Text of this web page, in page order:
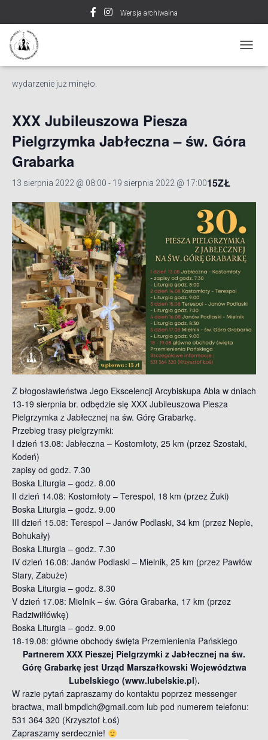
Wersja archiwalna
R
A
« Wszystkie Wydarzenia
wydarzenie już minęło.
XXX Jubileuszowa Piesza
Pielgrzymka Jabłeczna – św. Góra
Grabarka
13 sierpnia 2022 @ 08:00 - 19 sierpnia 2022 @ 17:0015ZŁ
Z błogosławieństwa Jego Ekscelencji Arcybiskupa Abla w dniach
13-19 sierpnia br. odbędzie się XXX Jubileuszowa Piesza
Pielgrzymka z Jabłecznej na św. Górę Grabarkę.
Przebieg trasy pielgrzymki:
I dzień 13.08: Jabłeczna – Kostomłoty, 25 km (przez Szostaki,
Kodeń)
zapisy od godz. 7.30
Boska Liturgia – godz. 8.00
II dzień 14.08: Kostomłoty – Terespol, 18 km (przez Żuki)
Boska Liturgia – godz. 9.00
III dzień 15.08: Terespol – Janów Podlaski, 34 km (przez Neple,
Bohukały)
Boska Liturgia – godz. 7.30
IV dzień 16.08: Janów Podlaski – Mielnik, 25 km (przez Pawłów
Stary, Zabuże)
Boska Liturgia – godz. 8.30
V dzień 17.08: Mielnik – św. Góra Grabarka, 17 km (przez
Radziwiłłówkę)
Boska Liturgia – godz. 9.00
18-19.08: główne obchody święta Przemienienia Pańskiego
Partnerem XXX Pieszej Pielgrzymki z Jabłecznej na św.
Górę Grabarkę jest Urząd Marszałkowski Województwa
Lubelskiego (www.lubelskie.pl).
W razie pytań zapraszamy do kontaktu poprzez messenger
bractwa, mail bmpdlch@gmail.com lub pod numerem telefonu:
531 364 320 (Krzysztof Łoś)
Zapraszamy serdecznie!